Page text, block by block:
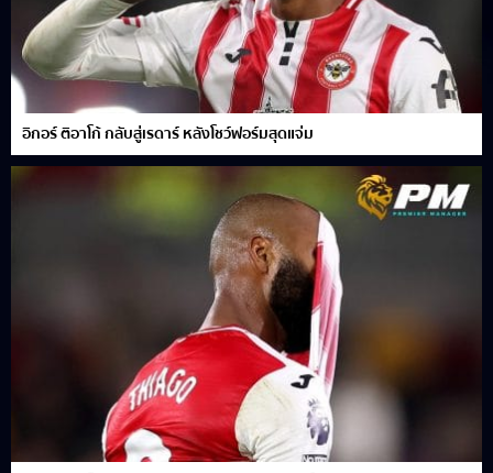
อิกอร์ ติอาโก้ กลับสู่เรดาร์ หลังโชว์ฟอร์มสุดแจ่ม